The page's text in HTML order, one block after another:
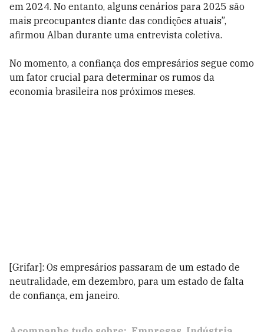
em 2024. No entanto, alguns cenários para 2025 são
mais preocupantes diante das condições atuais”,
afirmou Alban durante uma entrevista coletiva.
No momento, a confiança dos empresários segue como
um fator crucial para determinar os rumos da
economia brasileira nos próximos meses.
[Grifar]: Os empresários passaram de um estado de
neutralidade, em dezembro, para um estado de falta
de confiança, em janeiro.